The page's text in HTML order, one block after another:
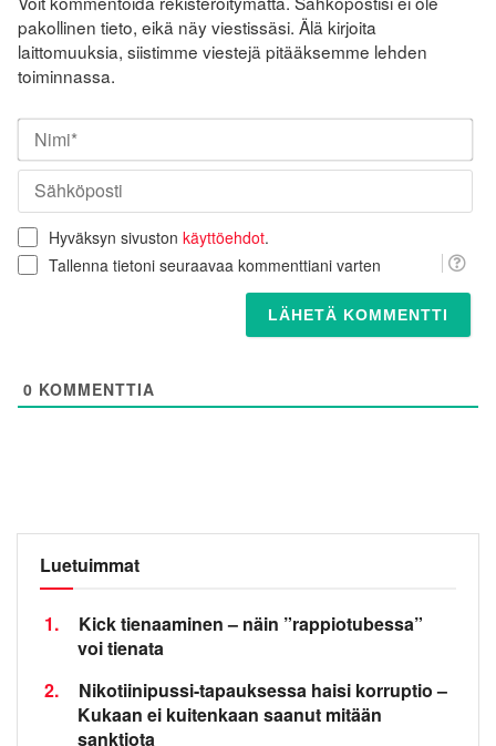
pakollinen tieto, eikä näy viestissäsi. Älä kirjoita
laittomuuksia, siistimme viestejä pitääksemme lehden
toiminnassa.
Hyväksyn sivuston käyttöehdot.
Tallenna tietoni seuraavaa kommenttiani varten
0 KOMMENTTIA
Luetuimmat
1.
Kick tienaaminen – näin ”rappiotubessa”
voi tienata
2.
Nikotiinipussi-tapauksessa haisi korruptio –
Kukaan ei kuitenkaan saanut mitään
sanktiota